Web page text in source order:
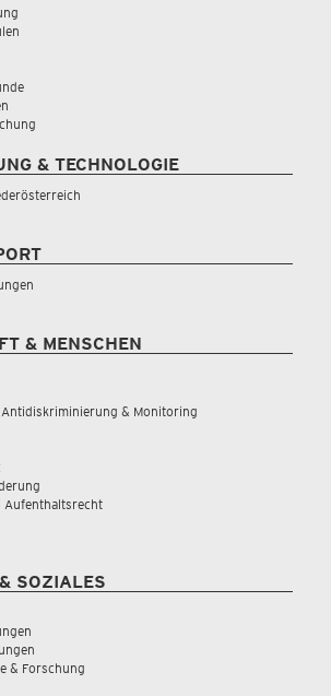
& TECHNOLOGIE
& MENSCHEN
& Monitoring
Aufenthaltsrecht
SOZIALES
& Forschung